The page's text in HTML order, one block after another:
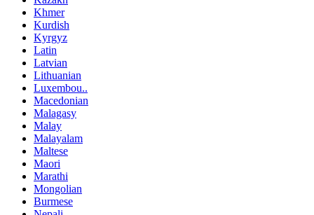
Khmer
Kurdish
Kyrgyz
Latin
Latvian
Lithuanian
Luxembou..
Macedonian
Malagasy
Malay
Malayalam
Maltese
Maori
Marathi
Mongolian
Burmese